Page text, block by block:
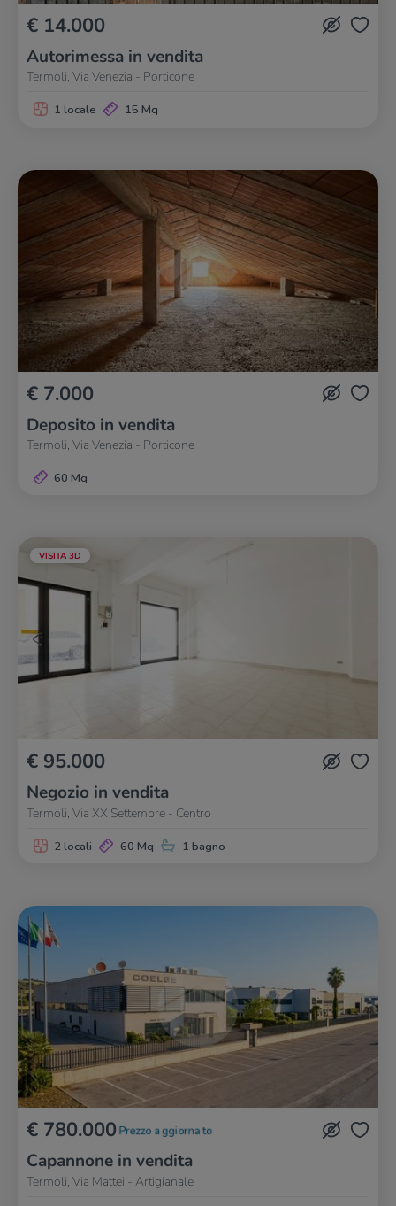
€ 14.000
Autorimessa in vendita
Termoli, Via Venezia - Porticone
1 locale 15 Mq
€ 7.000
Deposito in vendita
Termoli, Via Venezia - Porticone
60 Mq
VISITA 3D
€ 95.000
Negozio in vendita
Termoli, Via XX Settembre - Centro
2 locali 60 Mq 1 bagno
€ 780.000 Prezzo aggiornato
Capannone in vendita
Termoli, Via Mattei - Artigianale